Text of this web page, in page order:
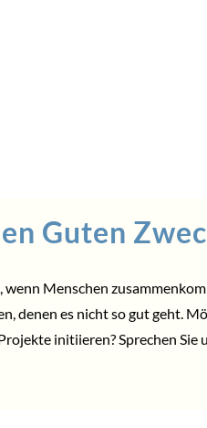
Guten
wenn Menschen
denen es nicht so gut geht.
initiieren? Sprechen Sie